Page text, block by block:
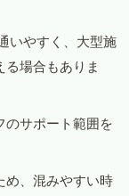
いやすく、大型施
場合もありま
のサポート範囲を
め、混みやすい時